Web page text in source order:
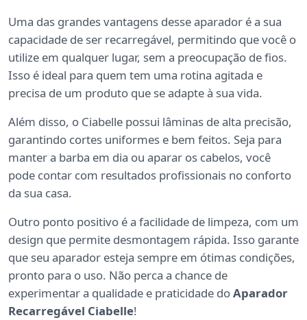
Uma das grandes vantagens desse aparador é a sua
capacidade de ser recarregável, permitindo que você o
utilize em qualquer lugar, sem a preocupação de fios.
Isso é ideal para quem tem uma rotina agitada e
precisa de um produto que se adapte à sua vida.
Além disso, o Ciabelle possui lâminas de alta precisão,
garantindo cortes uniformes e bem feitos. Seja para
manter a barba em dia ou aparar os cabelos, você
pode contar com resultados profissionais no conforto
da sua casa.
Outro ponto positivo é a facilidade de limpeza, com um
design que permite desmontagem rápida. Isso garante
que seu aparador esteja sempre em ótimas condições,
pronto para o uso. Não perca a chance de
experimentar a qualidade e praticidade doAparador
Recarregável Ciabelle!